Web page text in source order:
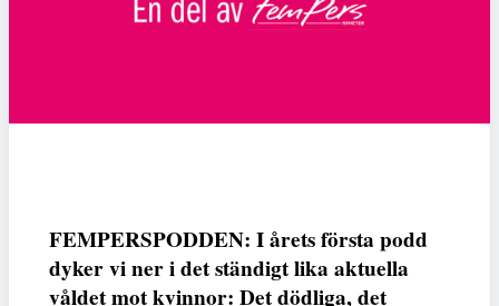
FEMPERSPODDEN: I årets första podd
dyker vi ner i det ständigt lika aktuella
våldet mot kvinnor: Det dödliga, det